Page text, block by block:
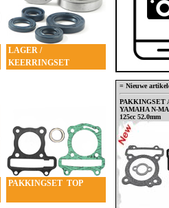
LAGER /
KEERRINGSET
PAKKINGSET TOP
= Nieuwe
PAKKINGSET
YAMAHA N-
125cc 52.0mm